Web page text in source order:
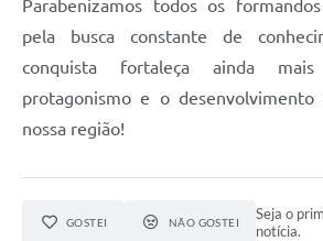
Parabenizamos todos os
pela busca constante de
conquista fortaleça ainda
protagonismo e o
nossa região!
GOSTEI NÃO GOSTEI
Seja o
notícia.